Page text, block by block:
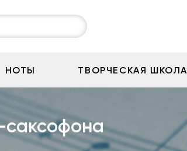
НОТЫ ТВОРЧЕСКАЯ ШКОЛА